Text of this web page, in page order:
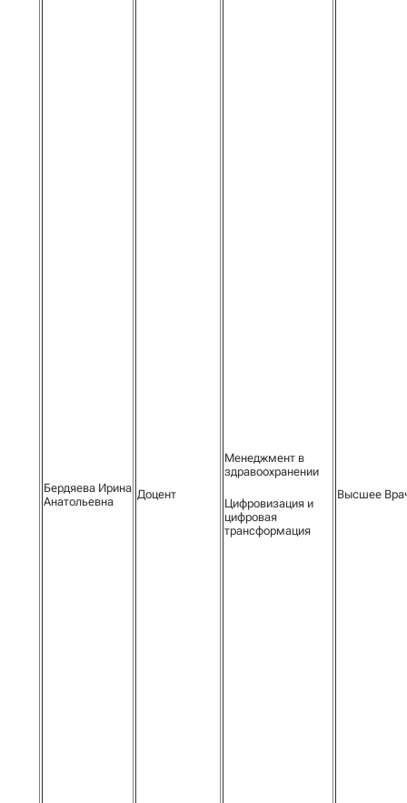
Бердяева Ирина
Анатольевна
Доцент
Менеджмент в
здравоохранении
Цифровизация и
цифровая
трансформация
Высшее